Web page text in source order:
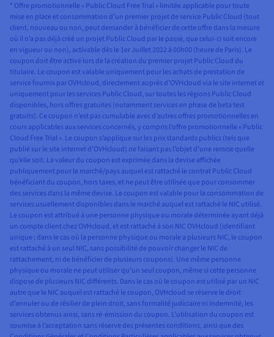
* Offre promotionnelle « Public Cloud Free Trial » limitée applicable pour toute
mise en place et consommation d’un premier projet de service Public Cloud (tout
client, nouveau ou non, peut demander à bénéficier de cette offre dans la mesure
où il n’a pas déjà créé un projet Public Cloud par le passé, que celui-ci soit encore
en vigueur ou non), activable dès le 1er Juillet 2022 à 00h00 (heure de Paris). Le
coupon doit être activé lors de la création du premier projet Public Cloud du
titulaire. Le coupon est valable uniquement pour les achats de prestation de
service fournis par OVHcloud, directement auprès d’OVHcloud via le site internet et
uniquement pour les services Public Cloud, sur toutes les régions Public Cloud
disponibles, hors offres gratuites (notamment services en phase de beta test
gratuits). Ce coupon n’est pas cumulable avec d’autres offres promotionnelles en
cours applicables aux services concernés, y compris l’offre promotionnelle « Public
Cloud Free Trial ». Le coupon s’applique sur les prix standards publics (tels que
publié sur le site internet d’OVHcloud) ne faisant pas l’objet d’une remise quelle
qu’elle soit. La valeur du coupon est exprimée dans la devise affichée
publiquement pour le marché/pays auquel est rattaché le contrat Public Cloud
bénéficiant du coupon, hors taxes, et ne peut être utilisée que pour consommer
des services dans la même devise. Le coupon est valable pour la consommation de
services usuellement disponibles dans le marché auquel est rattaché le NIC utilisé.
Le coupon est attribué à une personne physique ou morale déterminée ayant déjà
un compte client chez OVHcloud, et est rattaché à son NIC OVHcloud (identifiant
unique ; dans le cas où la personne physique ou morale a plusieurs NIC, le coupon
est rattaché à un seul NIC, sans possibilité de pouvoir changer le NIC de
rattachement, ni de bénéficier de plusieurs coupons). Une même personne
physique ou morale ne peut utiliser qu’un seul coupon, même si cette personne
dispose de plusieurs NIC différents. Dans le cas où le coupon est utilisé par un NIC
autre que le NIC auquel est rattaché le coupon, OVHcloud se réserve le droit
d’annuler ou de résilier de plein droit, sans formalité judiciaire ni indemnité, les
services obtenus ainsi, sans ré-émission du coupon. L’utilisation du coupon est
soumise à l’acceptation sans réserve des présentes conditions, ainsi que des